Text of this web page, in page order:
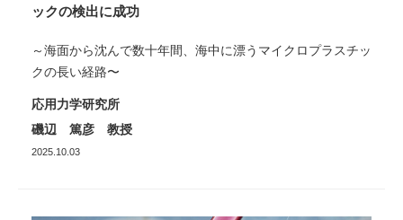
ックの検出に成功
～海面から沈んで数十年間、海中に漂うマイクロプラスチッ
クの長い経路〜
応用力学研究所
磯辺 篤彦 教授
2025.10.03